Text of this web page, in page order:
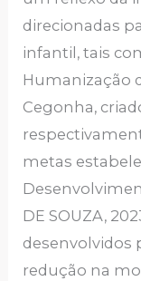
direcionadas
infantil, tais
Humanização
Cegonha,
metas
DE SOUZA,
desenvolvidos
redução na